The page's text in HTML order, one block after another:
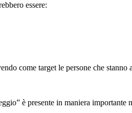
essere:
come target le persone che
è presente in maniera